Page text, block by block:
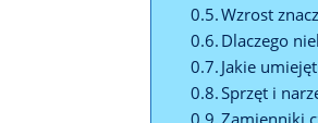
Wzrost
Dlaczego
Jakie
Sprzęt i
Zamienniki